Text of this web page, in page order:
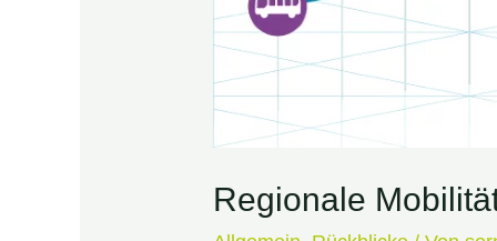
Regionale